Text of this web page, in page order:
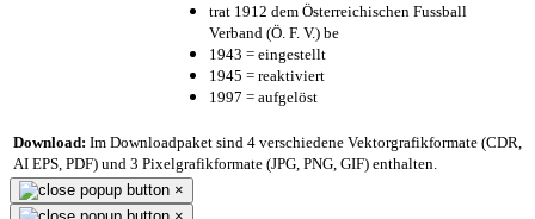
trat 1912 dem Österreichischen Fussball
Verband (Ö. F. V.) be
1943 = eingestellt
1945 = reaktiviert
1997 = aufgelöst
Download: Im Downloadpaket sind 4 verschiedene Vektorgrafikformate (CDR,
AI EPS, PDF) und 3 Pixelgrafikformate (JPG, PNG, GIF) enthalten.
×